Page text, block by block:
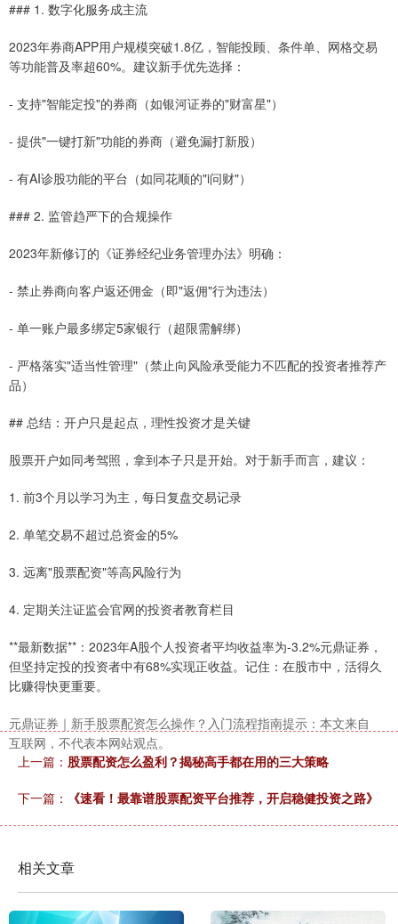
### 1. 数字化服务成主流
2023年券商APP用户规模突破1.8亿，智能投顾、条件单、网格交易
等功能普及率超60%。建议新手优先选择：
- 支持"智能定投"的券商（如银河证券的"财富星"）
- 提供"一键打新"功能的券商（避免漏打新股）
- 有AI诊股功能的平台（如同花顺的"i问财"）
### 2. 监管趋严下的合规操作
2023年新修订的《证券经纪业务管理办法》明确：
- 禁止券商向客户返还佣金（即"返佣"行为违法）
- 单一账户最多绑定5家银行（超限需解绑）
- 严格落实"适当性管理"（禁止向风险承受能力不匹配的投资者推荐产
品）
## 总结：开户只是起点，理性投资才是关键
股票开户如同考驾照，拿到本子只是开始。对于新手而言，建议：
1. 前3个月以学习为主，每日复盘交易记录
2. 单笔交易不超过总资金的5%
3. 远离"股票配资"等高风险行为
4. 定期关注证监会官网的投资者教育栏目
**最新数据**：2023年A股个人投资者平均收益率为-3.2%元鼎证券，
但坚持定投的投资者中有68%实现正收益。记住：在股市中，活得久
比赚得快更重要。
元鼎证券｜新手股票配资怎么操作？入门流程指南提示：本文来自
互联网，不代表本网站观点。
上一篇： 股票配资怎么盈利？揭秘高手都在用的三大策略
下一篇： 《速看！最靠谱股票配资平台推荐，开启稳健投资之路》
相关文章